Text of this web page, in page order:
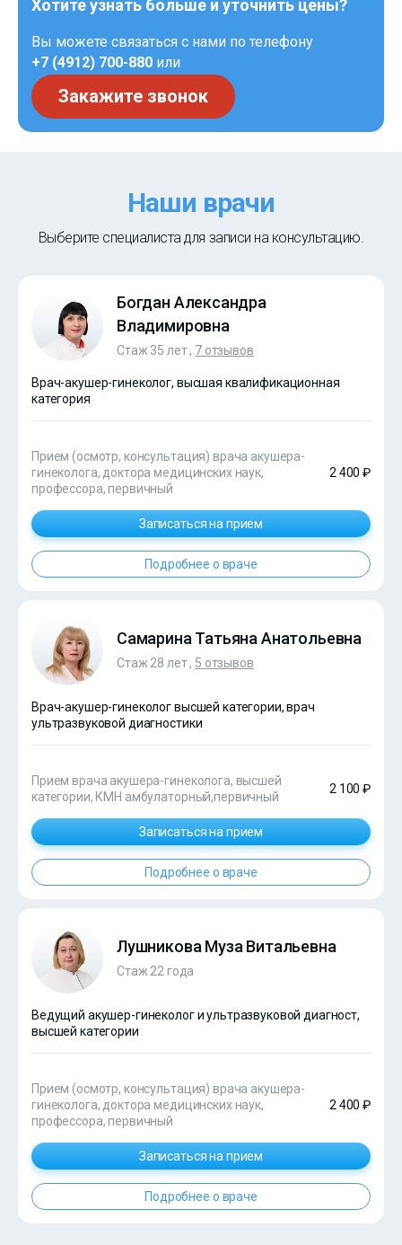
Хотите узнать больше и уточнить цены?
Вы можете связаться с нами по телефону
+7 (4912) 700-880 или
Закажите звонок
Наши врачи
Выберите специалиста для записи на консультацию.
Богдан Александра
Владимировна
Стаж 35 лет , 7 отзывов
Врач-акушер-гинеколог, высшая квалификационная
категория
Прием (осмотр, консультация) врача акушера-
гинеколога, доктора медицинских наук,
профессора, первичный
2 400 ₽
Записаться на прием
Подробнее о враче
Самарина Татьяна Анатольевна
Стаж 28 лет , 5 отзывов
Врач-акушер-гинеколог высшей категории, врач
ультразвуковой диагностики
Прием врача акушера-гинеколога, высшей
категории, КМН амбулаторный,первичный
2 100 ₽
Записаться на прием
Подробнее о враче
Лушникова Муза Витальевна
Стаж 22 года
Ведущий акушер-гинеколог и ультразвуковой диагност,
высшей категории
Прием (осмотр, консультация) врача акушера-
гинеколога, доктора медицинских наук,
профессора, первичный
2 400 ₽
Записаться на прием
Подробнее о враче